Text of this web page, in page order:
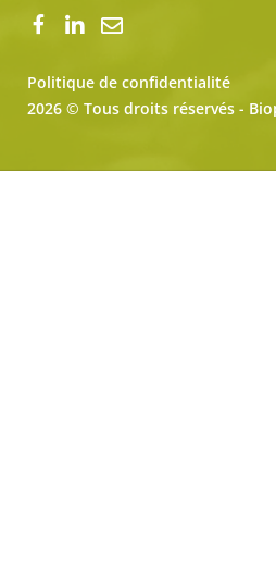
Politique de confidentialité
2026 © Tous droits réservés -